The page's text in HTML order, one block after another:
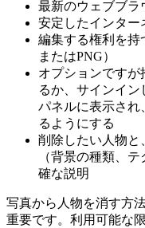
最新のウェブブラ
安定したインター
編集する権利を持
またはPNG）
オプションですが
るか、サインイン
パネルに表示され
るようにする
削除したい人物と
（背景の種類、
確な説明
写真から人物を消す方
重要です。利用可能な